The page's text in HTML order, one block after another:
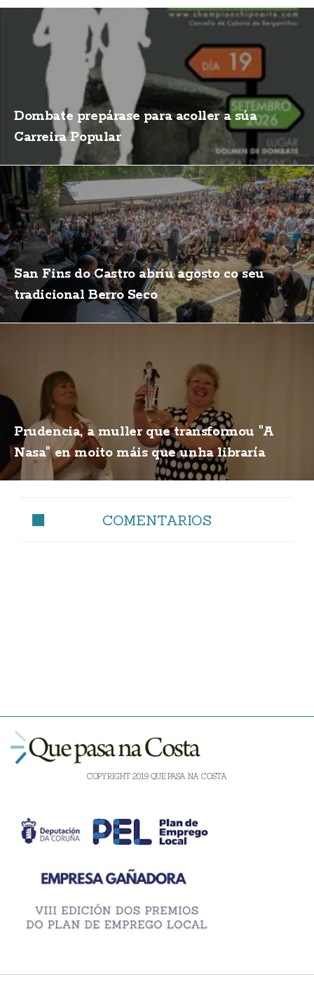
Dombate prepárase para acoller a súa
Carreira Popular
San Fins do Castro abriu agosto co seu
tradicional Berro Seco
Prudencia, a muller que transformou "A
Nasa" en moito máis que unha libraría
COMENTARIOS
COPYRIGHT 2019 QUE PASA NA COSTA